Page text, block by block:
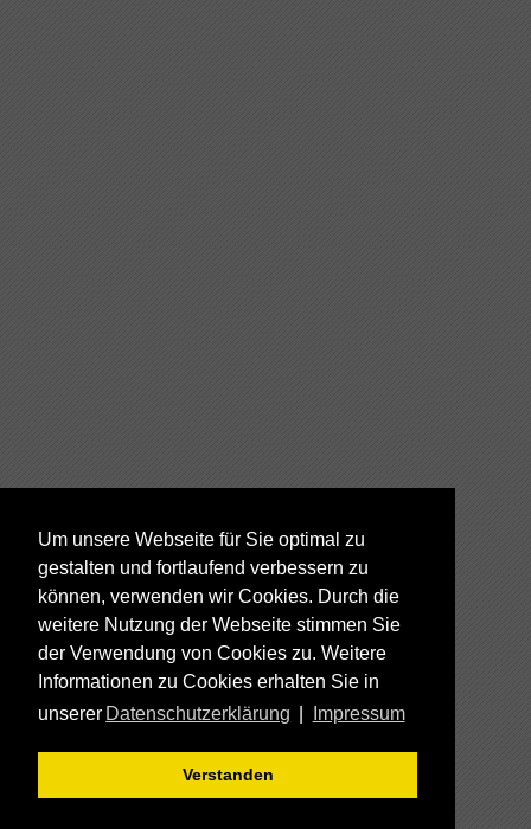
Um unsere Webseite für Sie optimal zu
gestalten und fortlaufend verbessern zu
können, verwenden wir Cookies. Durch die
weitere Nutzung der Webseite stimmen Sie
der Verwendung von Cookies zu. Weitere
Informationen zu Cookies erhalten Sie in
unserer Datenschutzerklärung Impressum
Verstanden